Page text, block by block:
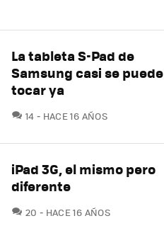
La tableta S-Pad de
Samsung casi se puede
tocar ya
14 COMENTARIOS
HACE 16 AÑOS
iPad 3G, el mismo pero
diferente
20 COMENTARIOS
HACE 16 AÑOS